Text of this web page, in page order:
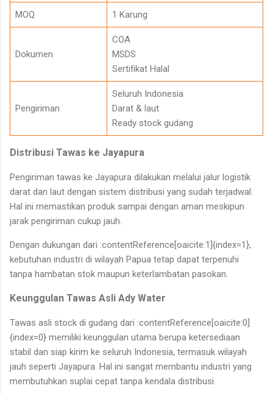
MOQ 1 Karung
Dokumen
COA
MSDS
Sertifikat Halal
Pengiriman
Seluruh Indonesia
Darat & laut
Ready stock gudang
Distribusi Tawas ke Jayapura
Pengiriman tawas ke Jayapura dilakukan melalui jalur logistik
darat dan laut dengan sistem distribusi yang sudah terjadwal.
Hal ini memastikan produk sampai dengan aman meskipun
jarak pengiriman cukup jauh.
Dengan dukungan dari :contentReference[oaicite:1]{index=1},
kebutuhan industri di wilayah Papua tetap dapat terpenuhi
tanpa hambatan stok maupun keterlambatan pasokan.
Keunggulan Tawas Asli Ady Water
Tawas asli stock di gudang dari :contentReference[oaicite:0]
{index=0} memiliki keunggulan utama berupa ketersediaan
stabil dan siap kirim ke seluruh Indonesia, termasuk wilayah
jauh seperti Jayapura. Hal ini sangat membantu industri yang
membutuhkan suplai cepat tanpa kendala distribusi.